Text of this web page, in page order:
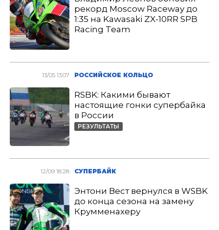
рекорд Moscow Raceway до
1:35 на Kawasaki ZX-10RR SPB
Racing Team
13/05 13:07 РОССИЙСКОЕ КОЛЬЦО
RSBK: Какими бывают
настоящие гонки супербайка
в России
РЕЗУЛЬТАТЫ
12/09 18:28 СУПЕРБАЙК
Энтони Вест вернулся в WSBK
до конца сезона на замену
Крумменахеру